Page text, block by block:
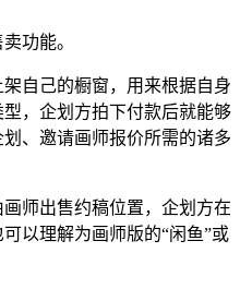
功能。
自己的橱窗，用来根据自身
，企划方拍下付款后就能够
、邀请画师报价所需的诸多
师出售约稿位置，企划方在
以理解为画师版的“闲鱼”或